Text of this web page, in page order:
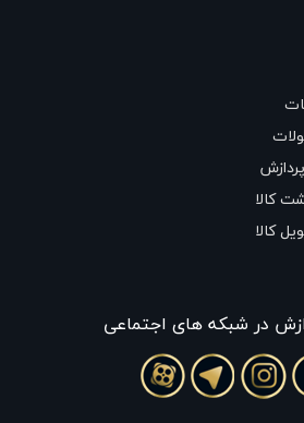
کالا
کالا
در شبکه های اجتماعی